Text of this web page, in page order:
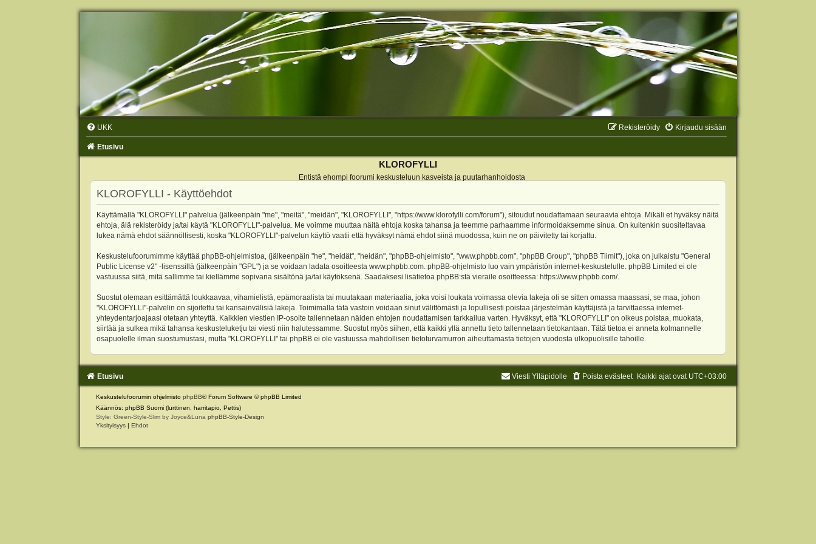
UKK Kirjaudu sisään
Rekisteröidy
Etusivu
KLOROFYLLI
Entistä ehompi foorumi keskusteluun kasveista ja puutarhanhoidosta
KLOROFYLLI - Käyttöehdot
Käyttämällä "KLOROFYLLI" palvelua (jälkeenpäin "me", "meitä", "meidän", "KLOROFYLLI", "https://www.klorofylli.com/forum"), sitoudut noudattamaan seuraavia ehtoja. Mikäli et hyväksy näitä
ehtoja, älä rekisteröidy ja/tai käytä "KLOROFYLLI"-palvelua. Me voimme muuttaa näitä ehtoja koska tahansa ja teemme parhaamme informoidaksemme sinua. On kuitenkin suositeltavaa
lukea nämä ehdot säännöllisesti, koska "KLOROFYLLI"-palvelun käyttö vaatii että hyväksyt nämä ehdot siinä muodossa, kuin ne on päivitetty tai korjattu.
Keskustelufoorumimme käyttää phpBB-ohjelmistoa, (jälkeenpäin "he", "heidät", "heidän", "phpBB-ohjelmisto", "www.phpbb.com", "phpBB Group", "phpBB Tiimit"), joka on julkaistu "General
Public License v2" -lisenssillä (jälkeenpäin "GPL") ja se voidaan ladata osoitteesta www.phpbb.com. phpBB-ohjelmisto luo vain ympäristön internet-keskustelulle. phpBB Limited ei ole
vastuussa siitä, mitä sallimme tai kiellämme sopivana sisältönä ja/tai käytöksenä. Saadaksesi lisätietoa phpBB:stä vieraile osoitteessa: https://www.phpbb.com/.
Suostut olemaan esittämättä loukkaavaa, vihamielistä, epämoraalista tai muutakaan materiaalia, joka voisi loukata voimassa olevia lakeja oli se sitten omassa maassasi, se maa, johon
"KLOROFYLLI"-palvelin on sijoitettu tai kansainvälisiä lakeja. Toimimalla tätä vastoin voidaan sinut välittömästi ja lopullisesti poistaa järjestelmän käyttäjistä ja tarvittaessa internet-
yhteydentarjoajaasi otetaan yhteyttä. Kaikkien viestien IP-osoite tallennetaan näiden ehtojen noudattamisen tarkkailua varten. Hyväksyt, että "KLOROFYLLI" on oikeus poistaa, muokata,
siirtää ja sulkea mikä tahansa keskusteluketju tai viesti niin halutessamme. Suostut myös siihen, että kaikki yllä annettu tieto tallennetaan tietokantaan. Tätä tietoa ei anneta kolmannelle
osapuolelle ilman suostumustasi, mutta "KLOROFYLLI" tai phpBB ei ole vastuussa mahdollisen tietoturvamurron aiheuttamasta tietojen vuodosta ulkopuolisille tahoille.
Etusivu Kaikki ajat ovat UTC+03:00
Poista evästeet
Viesti Ylläpidolle
Keskustelufoorumin ohjelmisto phpBB® Forum Software © phpBB Limited
Käännös: phpBB Suomi (lurttinen, harritapio, Pettis)
Style: Green-Style-Slim by Joyce&Luna phpBB-Style-Design
Yksityisyys | Ehdot